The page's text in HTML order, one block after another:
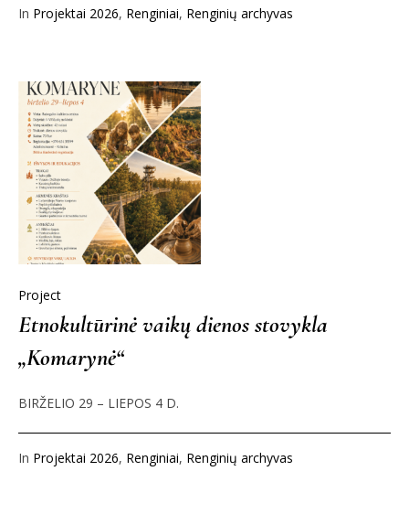
In Projektai 2026, Renginiai, Renginių archyvas
Project
Etnokultūrinė vaikų dienos stovykla
„Komarynė“
BIRŽELIO 29 – LIEPOS 4 D.
In Projektai 2026, Renginiai, Renginių archyvas